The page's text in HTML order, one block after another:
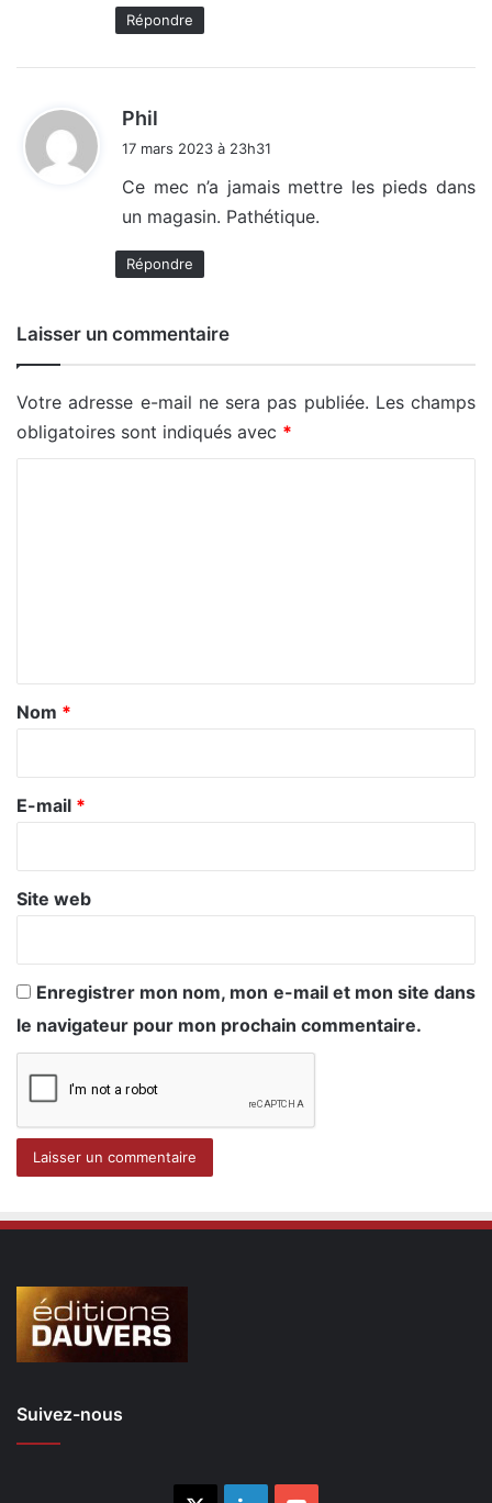
Répondre
Phil
:
17 mars 2023 à 23h31
Ce mec n’a jamais mettre les pieds dans
un magasin. Pathétique.
Répondre
Laisser un commentaire
Votre adresse e-mail ne sera pas publiée. Les champs
obligatoires sont indiqués avec *
a
r
e
Nom *
E-mail *
Site web
Enregistrer mon nom, mon e-mail et mon site dans
le navigateur pour mon prochain commentaire.
Suivez-nous